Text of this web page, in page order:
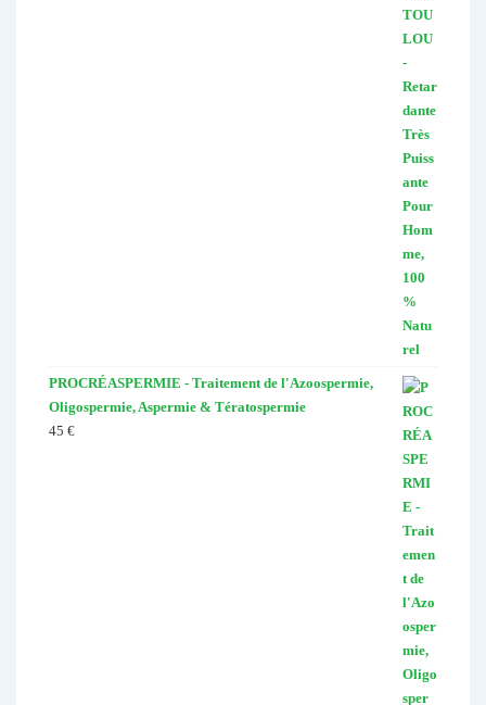
PROCRÉASPERMIE - Traitement de l'Azoospermie,
Oligospermie, Aspermie & Tératospermie
45 €